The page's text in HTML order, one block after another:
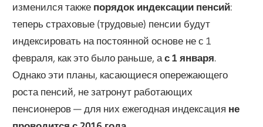
изменился также порядок индексации пенсий:
теперь страховые (трудовые) пенсии будут
индексировать на постоянной основе не с 1
февраля, как это было раньше, ас 1 января.
Однако эти планы, касающиеся опережающего
роста пенсий, не затронут работающих
пенсионеров — для них ежегодная индексация не